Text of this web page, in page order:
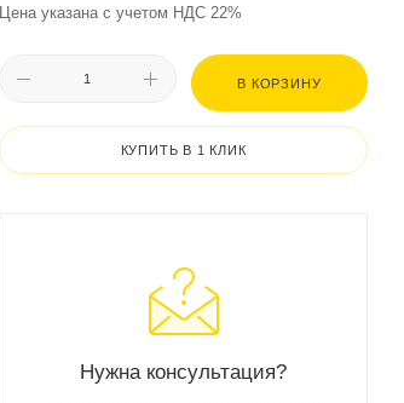
Цена указана с учетом НДС 22%
В КОРЗИНУ
КУПИТЬ В 1 КЛИК
Нужна консультация?